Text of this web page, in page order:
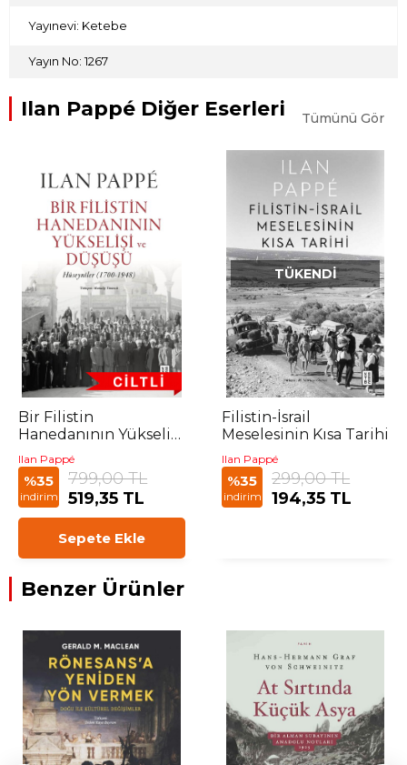
Yayınevi: Ketebe
Yayın No: 1267
Ilan Pappé Diğer Eserleri Tümünü Gör
Bir Filistin
Hanedanının Yükselişi
ve Düşüşü
Ilan Pappé
%35
indirim
799,00 TL
519,35 TL
Sepete Ekle
TÜKENDI
Filistin-İsrail
Meselesinin Kısa Tarihi
Ilan Pappé
%35
indirim
299,00 TL
194,35 TL
Benzer Ürünler